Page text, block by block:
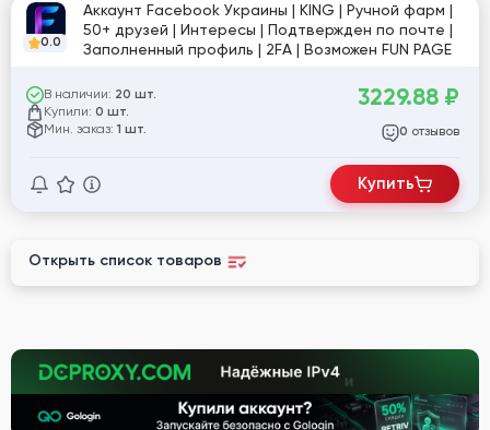
0.0
Аккаунт Facebook Украины | KING | Ручной фарм |
50+ друзей | Интересы | Подтвержден по почте |
Заполненный профиль | 2FA | Возможен FUN PAGE
В наличии: 20 шт.
Купили: 0 шт.
Мин. заказ: 1 шт.
3229.88 ₽
0 отзывов
Купить
Открыть список товаров